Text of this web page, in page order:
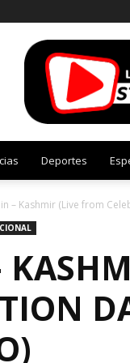
Deportes
– Kashmir (Live from